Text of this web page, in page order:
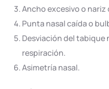
Ancho excesivo o
Punta nasal caída o
Desviación del tabique
respiración.
Asimetría nasal.